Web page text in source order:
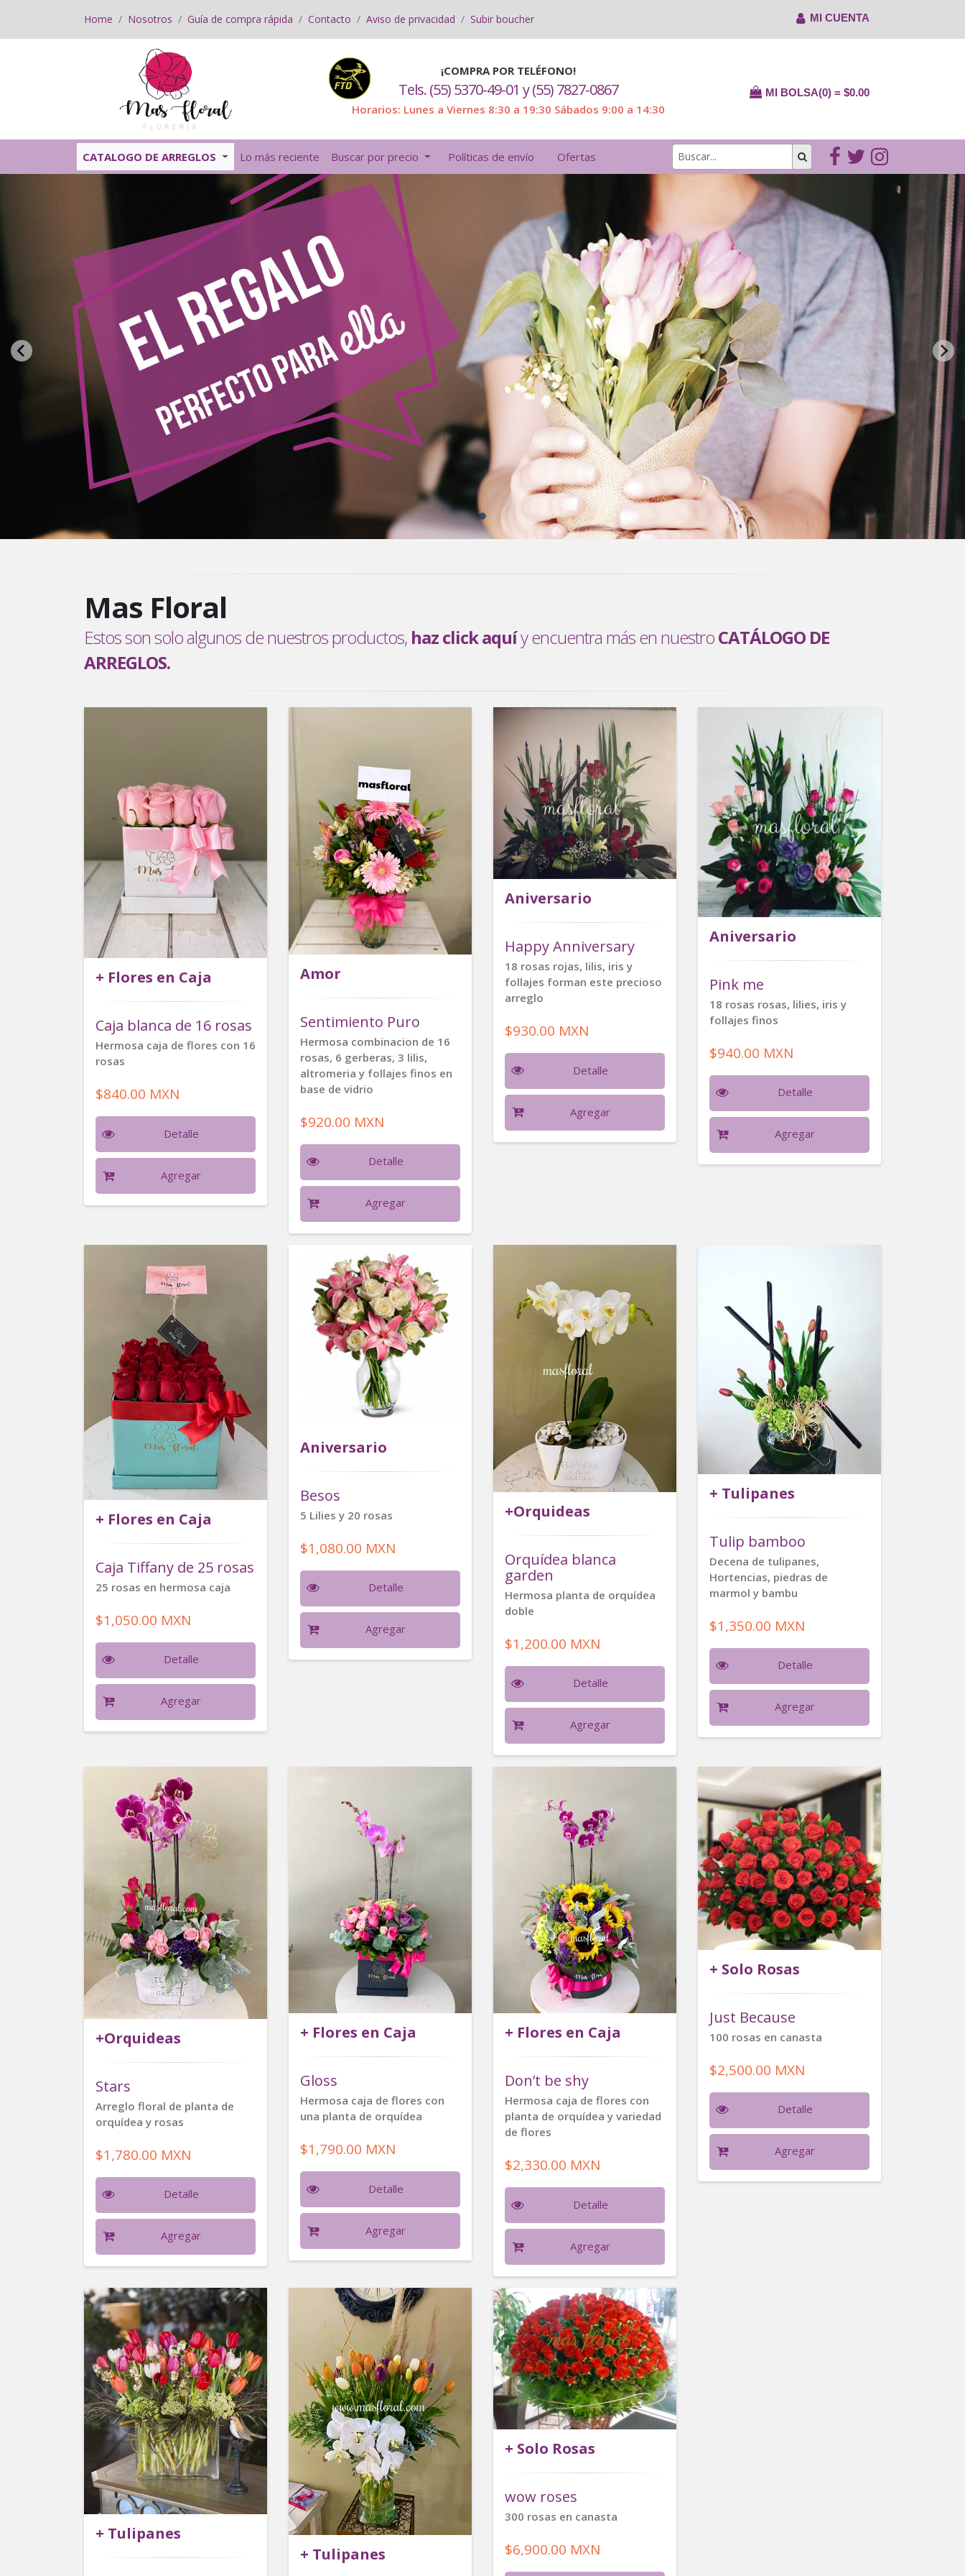
Home Nosotros Guía de compra rápida Contacto Aviso de privacidad Subir boucher MI CUENTA
¡COMPRA POR TELÉFONO!
Tels. (55) 5370-49-01 y (55) 7827-0867
Horarios: Lunes a Viernes 8:30 a 19:30 Sábados 9:00 a 14:30
MI BOLSA(0) = $0.00
CATALOGO DE ARREGLOS Lo más reciente Buscar por precio Políticas de envío Ofertas
Mas Floral
Estos son solo algunos de nuestros productos, haz click aquíy encuentra más en nuestroCATÁLOGO DE
ARREGLOS.
+ Flores en Caja
Caja blanca de 16 rosas
Hermosa caja de flores con 16
rosas
$840.00 MXN
Detalle
Agregar
Amor
Sentimiento Puro
Hermosa combinacion de 16
rosas, 6 gerberas, 3 lilis,
altromeria y follajes finos en
base de vidrio
$920.00 MXN
Detalle
Agregar
Aniversario
Happy Anniversary
18 rosas rojas, lilis, iris y
follajes forman este precioso
arreglo
$930.00 MXN
Detalle
Agregar
Aniversario
Pink me
18 rosas rosas, lilies, iris y
follajes finos
$940.00 MXN
Detalle
Agregar
+ Flores en Caja
Caja Tiffany de 25 rosas
25 rosas en hermosa caja
$1,050.00 MXN
Detalle
Agregar
Aniversario
Besos
5 Lilies y 20 rosas
$1,080.00 MXN
Detalle
Agregar
+Orquideas
Orquídea blanca
garden
Hermosa planta de orquídea
doble
$1,200.00 MXN
Detalle
Agregar
+ Tulipanes
Tulip bamboo
Decena de tulipanes,
Hortencias, piedras de
marmol y bambu
$1,350.00 MXN
Detalle
Agregar
+Orquideas
Stars
Arreglo floral de planta de
orquídea y rosas
$1,780.00 MXN
Detalle
Agregar
+ Flores en Caja
Gloss
Hermosa caja de flores con
una planta de orquídea
$1,790.00 MXN
Detalle
Agregar
+ Flores en Caja
Don’t be shy
Hermosa caja de flores con
planta de orquídea y variedad
de flores
$2,330.00 MXN
Detalle
Agregar
+ Solo Rosas
Just Because
100 rosas en canasta
$2,500.00 MXN
Detalle
Agregar
+ Tulipanes
+ Tulipanes
+ Solo Rosas
wow roses
300 rosas en canasta
$6,900.00 MXN